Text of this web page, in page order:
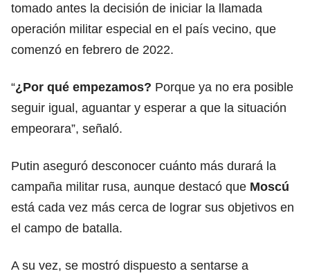
tomado antes la decisión de iniciar la llamada
operación militar especial en el país vecino, que
comenzó en febrero de 2022.
“¿Por qué empezamos? Porque ya no era posible
seguir igual, aguantar y esperar a que la situación
empeorara”, señaló.
Putin aseguró desconocer cuánto más durará la
campaña militar rusa, aunque destacó que Moscú
está cada vez más cerca de lograr sus objetivos en
el campo de batalla.
A su vez, se mostró dispuesto a sentarse a